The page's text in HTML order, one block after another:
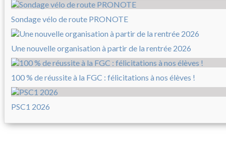
Sondage vélo de route PRONOTE
Une nouvelle organisation à partir de la rentrée 2026
100 % de réussite à la FGC : félicitations à nos élèves !
PSC1 2026